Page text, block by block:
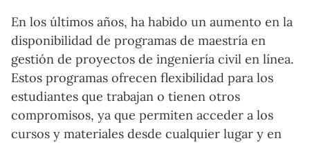
En los últimos años, ha habido un aumento en la
disponibilidad de programas de maestría en
gestión de proyectos de ingeniería civil en línea.
Estos programas ofrecen flexibilidad para los
estudiantes que trabajan o tienen otros
compromisos, ya que permiten acceder a los
cursos y materiales desde cualquier lugar y en